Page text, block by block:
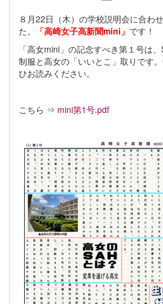
８月22日（木）の学校説明会に合わ
た。
「高崎女子高新聞mini」 です！
「高女mini」の記念すべき第１号は、
制服と高女の「いいとこ」取りです
ひお読みください。
こちら ⇒ mini第1号.pdf